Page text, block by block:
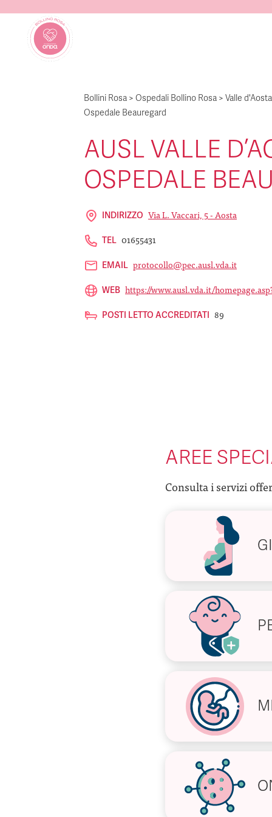
Bollini Rosa > Ospedali Bollino Rosa > Valle d'Aosta
Ospedale Beauregard
AUSL VALLE
OSPEDALE
INDIRIZZO Via L. Vaccari, 5 - Aosta
TEL 01655431
EMAIL protocollo@pec.ausl.vda.it
WEB https://www.ausl.vda.it/
POSTI LETTO ACCREDITATI 89
AREE
Consulta i servizi